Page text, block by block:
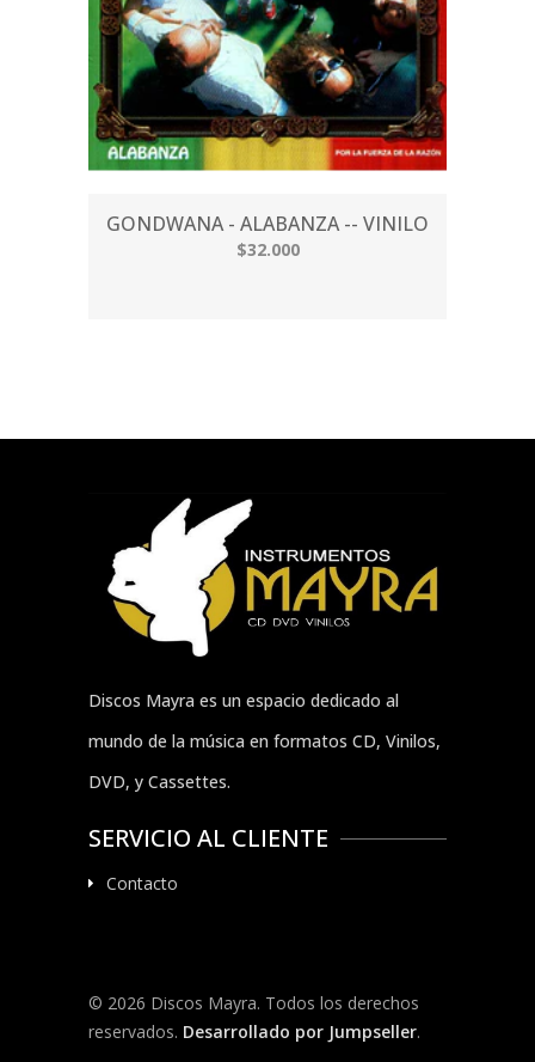
GONDWANA - ALABANZA -- VINILO
$32.000
Discos Mayra es un espacio dedicado al
mundo de la música en formatos CD, Vinilos,
DVD, y Cassettes.
SERVICIO AL CLIENTE
Contacto
© 2026 Discos Mayra. Todos los derechos
reservados. Desarrollado por Jumpseller.